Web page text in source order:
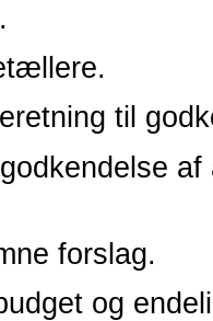
til
forslag.
og